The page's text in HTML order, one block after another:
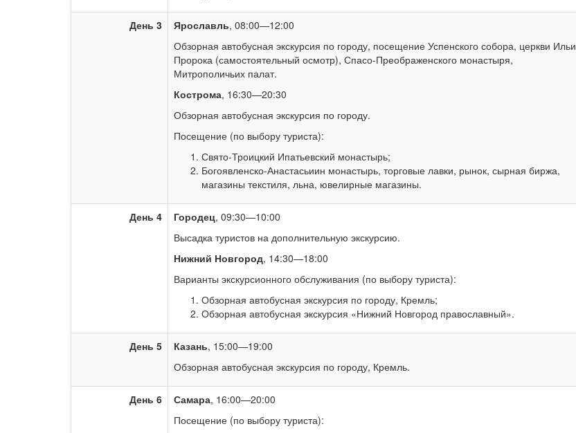
День 3 Ярославль, 08:00—12:00
Обзорная автобусная экскурсия по городу, посещение Успенского собора, церкви Ильи
Пророка (самостоятельный осмотр), Спасо-Преображенского монастыря,
Митрополичьих палат.
Кострома, 16:30—20:30
Обзорная автобусная экскурсия по городу.
Посещение (по выбору туриста):
Свято-Троицкий Ипатьевский монастырь;
Богоявленско-Анастасьиин монастырь, торговые лавки, рынок, сырная биржа,
магазины текстиля, льна, ювелирные магазины.
День 4 Городец, 09:30—10:00
Высадка туристов на дополнительную экскурсию.
Нижний Новгород, 14:30—18:00
Варианты экскурсионного обслуживания (по выбору туриста):
Обзорная автобусная экскурсия по городу, Кремль;
Обзорная автобусная экскурсия «Нижний Новгород православный».
День 5 Казань, 15:00—19:00
Обзорная автобусная экскурсия по городу, Кремль.
День 6 Самара, 16:00—20:00
Посещение (по выбору туриста):